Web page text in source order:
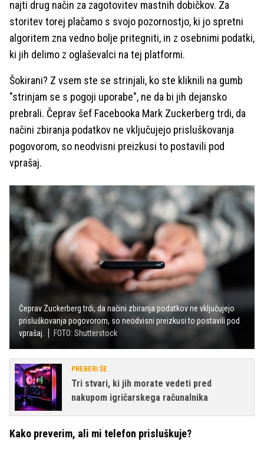
najti drug način za zagotovitev mastnih dobičkov. Za
storitev torej plačamo s svojo pozornostjo, ki jo spretni
algoritem zna vedno bolje pritegniti, in z osebnimi podatki,
ki jih delimo z oglaševalci na tej platformi.
Šokirani? Z vsem ste se strinjali, ko ste kliknili na gumb
"strinjam se s pogoji uporabe", ne da bi jih dejansko
prebrali. Čeprav šef Facebooka Mark Zuckerberg trdi, da
načini zbiranja podatkov ne vključujejo prisluškovanja
pogovorom, so neodvisni preizkusi to postavili pod
vprašaj.
Čeprav Zuckerberg trdi, da načini zbiranja podatkov ne vključujejo
prisluškovanja pogovorom, so neodvisni preizkusi to postavili pod
vprašaj.
FOTO: Shutterstock
PREBERI ŠE
Tri stvari, ki jih morate vedeti pred
nakupom igričarskega računalnika
Kako preverim, ali mi telefon prisluškuje?